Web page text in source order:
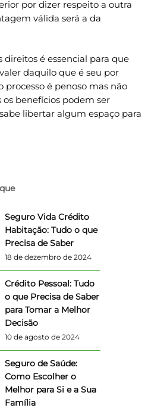
por dizer respeito a outra
válida será a da
direitos é essencial para que
daquilo que é seu por
processo é penoso mas não
os benefícios podem ser
libertar algum espaço para
Seguro Vida Crédito
Habitação: Tudo o que
Precisa de Saber
18 de dezembro de 2024
Crédito Pessoal: Tudo
o que Precisa de Saber
para Tomar a Melhor
Decisão
10 de agosto de 2024
Seguro de Saúde:
Como Escolher o
Melhor para Si e a Sua
Família